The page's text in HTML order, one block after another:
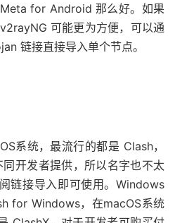
for Android 那么好。如果
可能更为方便，可以通
链接直接导入单个节点。
系统，最流行的都是 Clash，
开发者提供，所以名字也不太
链接导入即可使用。Windows
for Windows，在macOS系统